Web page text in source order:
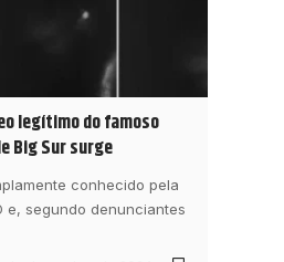
legítimo do famoso
Big Sur surge
conhecido pela
e, segundo denunciantes